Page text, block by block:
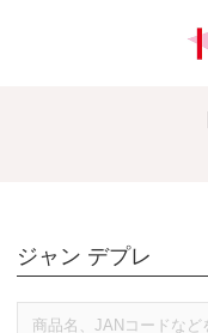
ジャン デプレ